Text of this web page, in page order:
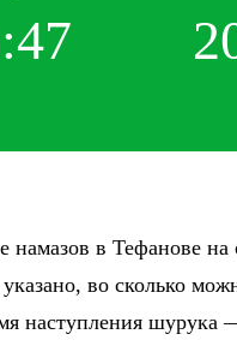
намазов в Тефанове на
во сколько
наступления шурука